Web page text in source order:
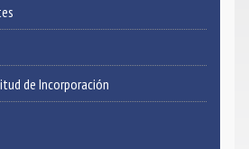
de Incorporación